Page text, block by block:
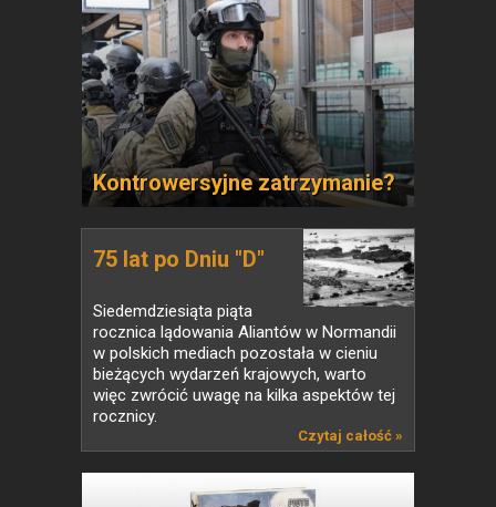
Kontrowersyjne zatrzymanie?
75 lat po Dniu "D"
Siedemdziesiąta piąta
rocznica lądowania Aliantów w Normandii
w polskich mediach pozostała w cieniu
bieżących wydarzeń krajowych, warto
więc zwrócić uwagę na kilka aspektów tej
rocznicy.
Czytaj całość »